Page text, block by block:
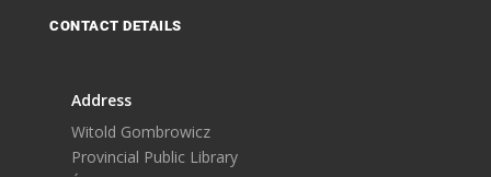
CONTACT DETAILS
Address
Witold Gombrowicz
Provincial Public Library